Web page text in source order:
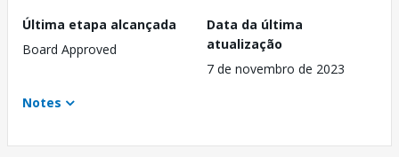
Última etapa alcançada
Board Approved
Data da última
atualização
7 de novembro de 2023
Notes